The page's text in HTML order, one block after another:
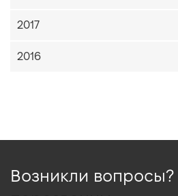
2017
2016
Возникли